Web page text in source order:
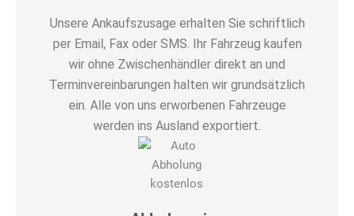
Unsere Ankaufszusage erhalten Sie schriftlich
per Email, Fax oder SMS. Ihr Fahrzeug kaufen
wir ohne Zwischenhändler direkt an und
Terminvereinbarungen halten wir grundsätzlich
ein. Alle von uns erworbenen Fahrzeuge
werden ins Ausland exportiert.